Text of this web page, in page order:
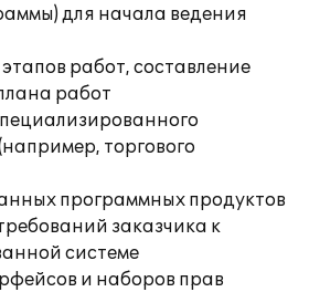
для начала ведения
работ, составление
работ
торгового
программных продуктов
заказчика к
системе
и наборов прав